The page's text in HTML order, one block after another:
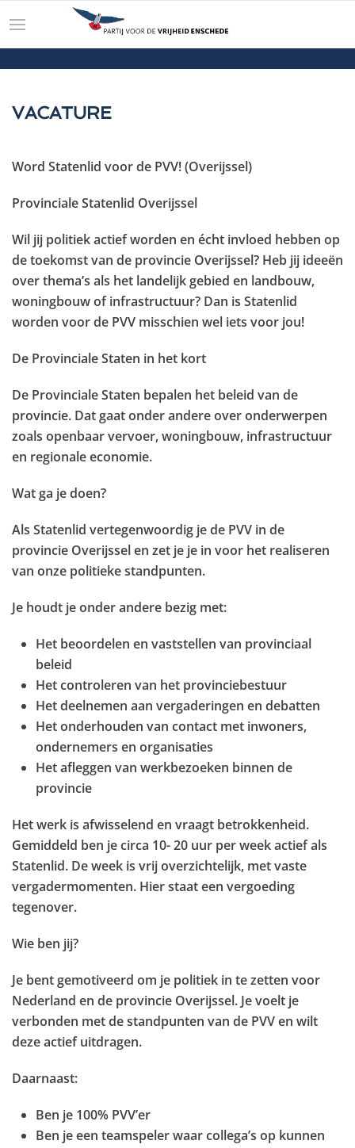
VACATURE
Word Statenlid voor de PVV! (Overijssel)
Provinciale Statenlid Overijssel
Wil jij politiek actief worden en écht invloed hebben op
de toekomst van de provincie Overijssel? Heb jij ideeën
over thema’s als het landelijk gebied en landbouw,
woningbouw of infrastructuur? Dan is Statenlid
worden voor de PVV misschien wel iets voor jou!
De Provinciale Staten in het kort
De Provinciale Staten bepalen het beleid van de
provincie. Dat gaat onder andere over onderwerpen
zoals openbaar vervoer, woningbouw, infrastructuur
en regionale economie.
Wat ga je doen?
Als Statenlid vertegenwoordig je de PVV in de
provincie Overijssel en zet je je in voor het realiseren
van onze politieke standpunten.
Je houdt je onder andere bezig met:
Het beoordelen en vaststellen van provinciaal
beleid
Het controleren van het provinciebestuur
Het deelnemen aan vergaderingen en debatten
Het onderhouden van contact met inwoners,
ondernemers en organisaties
Het afleggen van werkbezoeken binnen de
provincie
Het werk is afwisselend en vraagt betrokkenheid.
Gemiddeld ben je circa 10- 20 uur per week actief als
Statenlid. De week is vrij overzichtelijk, met vaste
vergadermomenten. Hier staat een vergoeding
tegenover.
Wie ben jij?
Je bent gemotiveerd om je politiek in te zetten voor
Nederland en de provincie Overijssel. Je voelt je
verbonden met de standpunten van de PVV en wilt
deze actief uitdragen.
Daarnaast:
Ben je 100% PVV’er
Ben je een teamspeler waar collega’s op kunnen